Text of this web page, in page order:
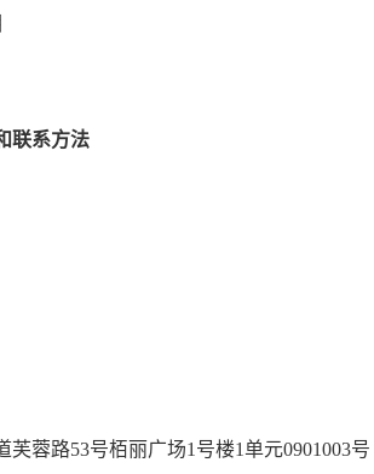
联系方法
芙蓉路53号栢丽广场1号楼1单元0901003号